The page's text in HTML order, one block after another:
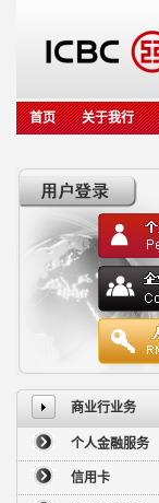
首页 关于我行
商业行业务
个人金融服务
信用卡